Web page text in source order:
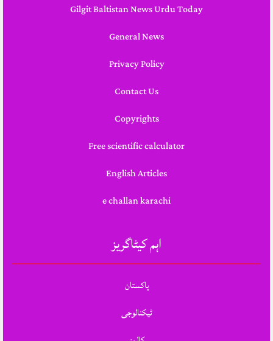
Gilgit Baltistan News Urdu Today
General News
Privacy Policy
Contact Us
Copyrights
Free scientific calculator
English Articles
e challan karachi
اہم کیٹاگریز
پاکستان
ٹیکنالوجی